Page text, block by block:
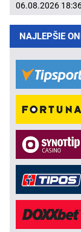
06.08.2026
NAJLEPŠIE